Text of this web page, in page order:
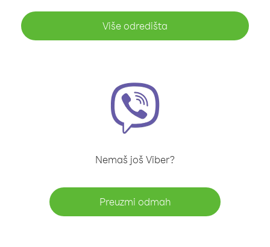
Više odredišta
Nemaš još Viber?
Preuzmi odmah